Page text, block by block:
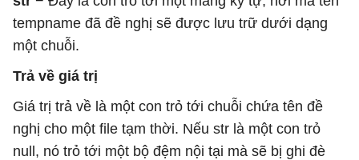
tempname đã đề nghị sẽ được lưu trữ dưới dạng
một chuỗi.
Trả về giá trị
Giá trị trả về là một con trỏ tới chuỗi chứa tên đề
nghị cho một file tạm thời. Nếu str là một con trỏ
null, nó trỏ tới một bộ đệm nội tại mà sẽ bị ghi đè